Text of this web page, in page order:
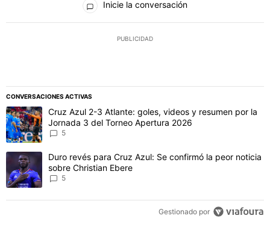
Inicie la conversación
PUBLICIDAD
CONVERSACIONES ACTIVAS
Este listado muestra los artículos con más comentarios en los
Un artículo de tendencia con el título "Cruz Azul 2-3 Atlante:
Cruz Azul 2-3 Atlante: goles, videos y resumen por la
Jornada 3 del Torneo Apertura 2026
5
Un artículo de tendencia con el título "Duro revés para Cruz Azul:
Duro revés para Cruz Azul: Se confirmó la peor noticia
sobre Christian Ebere
5
Gestionado por